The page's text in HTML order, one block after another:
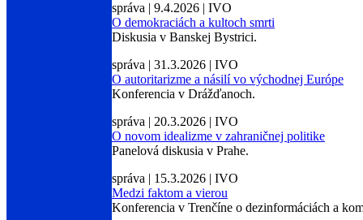
správa | 9.4.2026 | IVO
O demokraciách a kultoch smrti
Diskusia v Banskej Bystrici.
správa | 31.3.2026 | IVO
O autoritarizme a násilí vo východnej Európe
Konferencia v Drážďanoch.
správa | 20.3.2026 | IVO
O novom idealizme v zahraničnej politike
Panelová diskusia v Prahe.
správa | 15.3.2026 | IVO
Medzi faktom a vierou
Konferencia v Trenčíne o dezinformáciách a